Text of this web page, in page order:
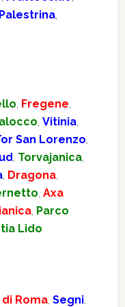
Palestrina,
, Fregene,
, Vitinia,
San Lorenzo,
, Torvajanica,
, Dragona,
, Axa
, Parco
Lido
Roma, Segni,